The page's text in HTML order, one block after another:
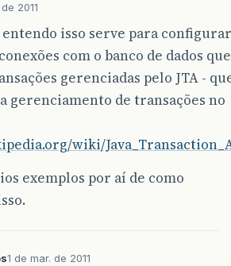
2011
entendo isso serve para configurar
com o banco de dados que
gerenciadas pelo JTA -
gerenciamento de transações no
wiki/
exemplos por aí de como
1 de mar. de 2011